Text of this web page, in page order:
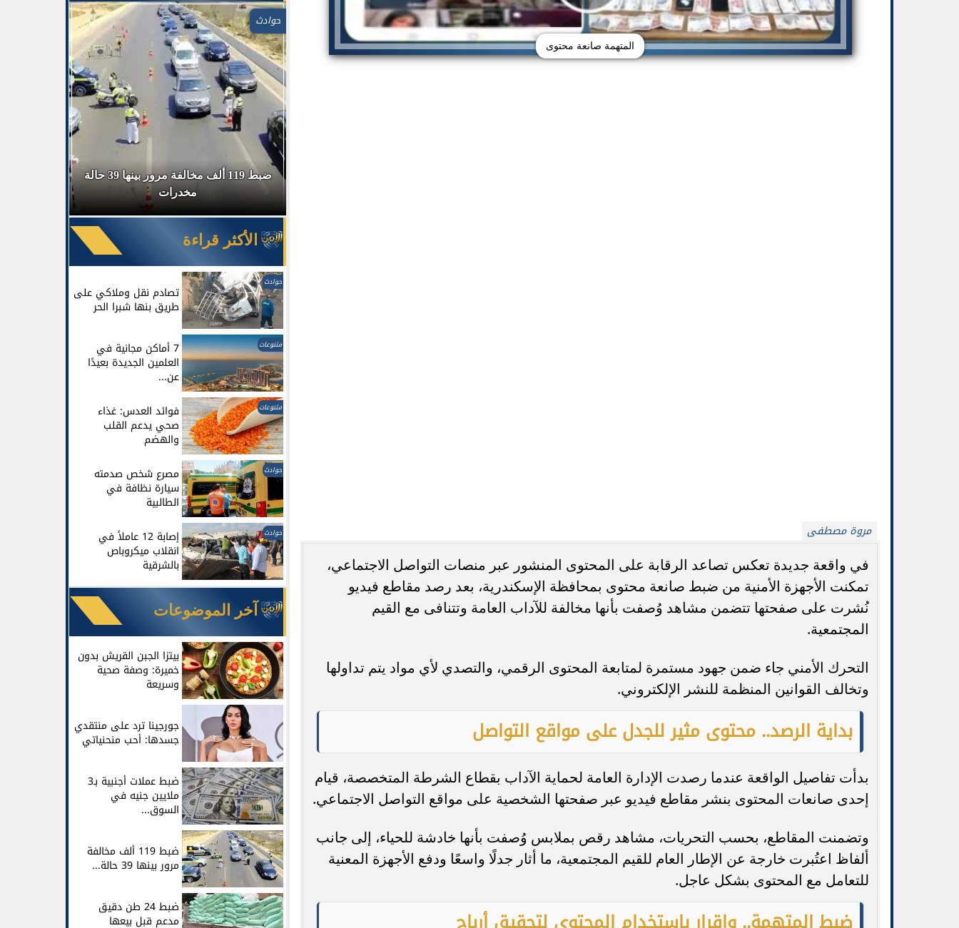
المتهمة صانعة محتوى
مروة مصطفى
في واقعة جديدة تعكس تصاعد الرقابة على المحتوى المنشور عبر منصات التواصل الاجتماعي،
تمكنت الأجهزة الأمنية من ضبط صانعة محتوى بمحافظة الإسكندرية، بعد رصد مقاطع فيديو
نُشرت على صفحتها تتضمن مشاهد وُصفت بأنها مخالفة للآداب العامة وتتنافى مع القيم
المجتمعية.
التحرك الأمني جاء ضمن جهود مستمرة لمتابعة المحتوى الرقمي، والتصدي لأي مواد يتم تداولها
وتخالف القوانين المنظمة للنشر الإلكتروني.
بداية الرصد.. محتوى مثير للجدل على مواقع التواصل
بدأت تفاصيل الواقعة عندما رصدت الإدارة العامة لحماية الآداب بقطاع الشرطة المتخصصة، قيام
إحدى صانعات المحتوى بنشر مقاطع فيديو عبر صفحتها الشخصية على مواقع التواصل الاجتماعي.
وتضمنت المقاطع، بحسب التحريات، مشاهد رقص بملابس وُصفت بأنها خادشة للحياء، إلى جانب
ألفاظ اعتُبرت خارجة عن الإطار العام للقيم المجتمعية، ما أثار جدلًا واسعًا ودفع الأجهزة المعنية
للتعامل مع المحتوى بشكل عاجل.
حوادث
ضبط 119 ألف مخالفة مرور بينها 39 حالة
مخدرات
الأكثر قراءة
حوادث
تصادم نقل وملاكي على
طريق بنها شبرا الحر
متنوعات 7 أماكن مجانية في
العلمين الجديدة بعيدًا
عن...
متنوعات فوائد العدس: غذاء
صحي يدعم القلب
والهضم
حوادث مصرع شخص صدمته
سيارة نظافة في
الطالبية
حوادث إصابة 12 عاملاً في
انقلاب ميكروباص
بالشرقية
آخر الموضوعات
بيتزا الجبن القريش بدون
خميرة: وصفة صحية
وسريعة
جورجينا ترد على منتقدي
جسدها: أحب منحنياتي
ضبط عملات أجنبية بـ3
ملايين جنيه في
السوق...
ضبط 119 ألف مخالفة
مرور بينها 39 حالة...
ضبط 24 طن دقيق
مدعم قبل بيعها